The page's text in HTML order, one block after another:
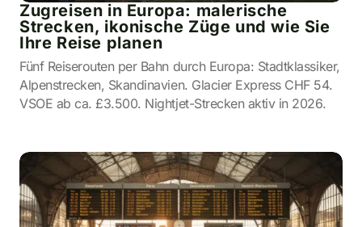
Zugreisen in Europa: malerische
Strecken, ikonische Züge und wie Sie
Ihre Reise planen
Fünf Reiserouten per Bahn durch Europa: Stadtklassiker,
Alpenstrecken, Skandinavien. Glacier Express CHF 54.
VSOE ab ca. £3.500. Nightjet-Strecken aktiv in 2026.